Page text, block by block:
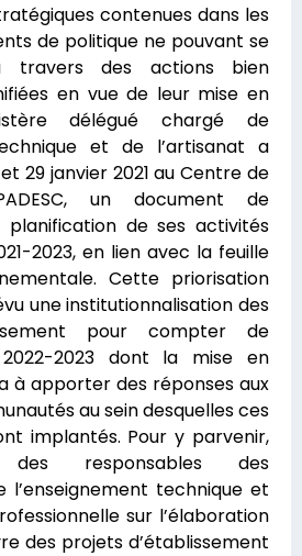
contenues dans les
de politique ne pouvant se
travers des actions bien
en vue de leur mise en
délégué chargé de
et de l’artisanat a
29 janvier 2021 au Centre de
un document de
de ses activités
2023, en lien avec la feuille
Cette priorisation
une institutionnalisation des
pour compter de
2022-2023 dont la mise en
à apporter des réponses aux
au sein desquelles ces
implantés. Pour y parvenir,
des responsables des
l’enseignement technique et
sur l’élaboration
des projets d’établissement